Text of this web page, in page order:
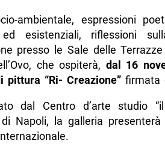
ambientale, espressioni
ed esistenziali, riflessioni
presso le Sale delle
che ospiterà, dal 16
pittura “Ri- Creazione”firmata
dal Centro d’arte studio
Napoli, la galleria presenterà